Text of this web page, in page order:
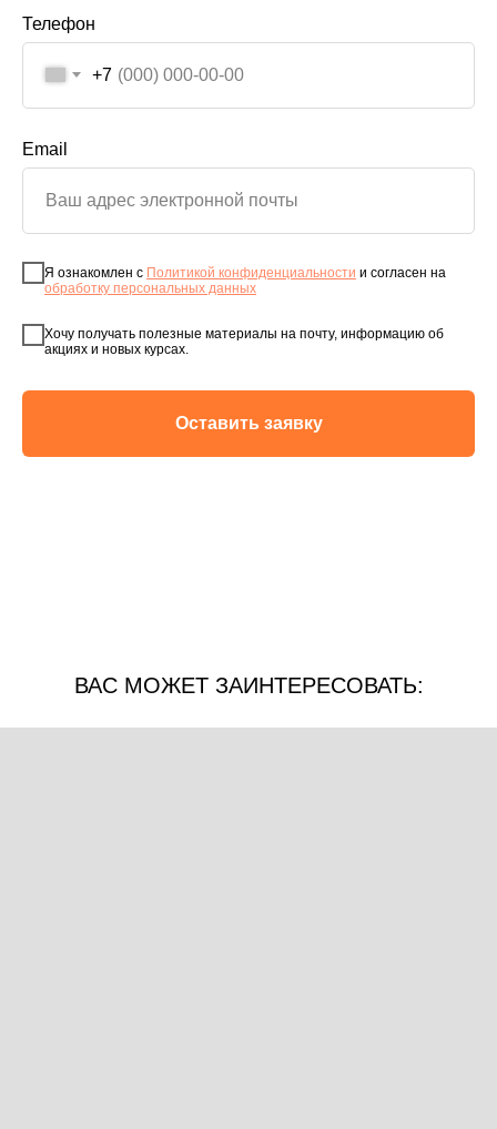
Телефон
+7
Email
Я ознакомлен с Политикой конфиденциальности и согласен на
обработку персональных данных
Хочу получать полезные материалы на почту, информацию об
акциях и новых курсах.
Оставить заявку
ВАС МОЖЕТ ЗАИНТЕРЕСОВАТЬ: